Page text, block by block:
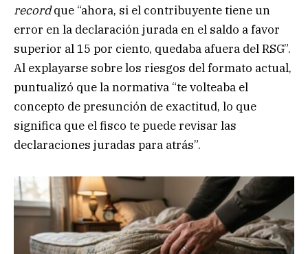
recordque “ahora, si el contribuyente tiene un
error en la declaración jurada en el saldo a favor
superior al 15 por ciento, quedaba afuera del RSG”.
Al explayarse sobre los riesgos del formato actual,
puntualizó que la normativa “te volteaba el
concepto de presunción de exactitud, lo que
significa que el fisco te puede revisar las
declaraciones juradas para atrás”.